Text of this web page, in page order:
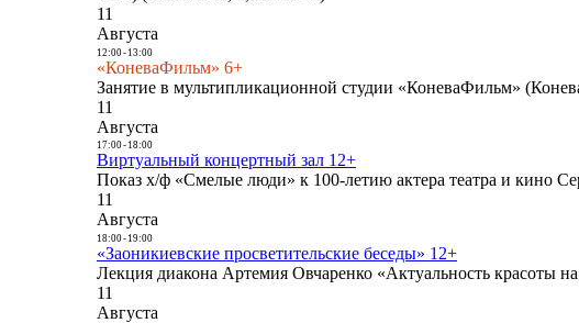
11
Августа
12:00- 13:00
«КоневаФильм» 6+
Занятие в мультипликационной студии «КоневаФильм»
11
Августа
17:00- 18:00
Виртуальный концертный зал 12+
Показ х/ф «Смелые люди» к 100-летию актера театра и кино
11
Августа
18:00- 19:00
«Заоникиевские просветительские беседы» 12+
Лекция диакона Артемия Овчаренко «Актуальность красоты
11
Августа